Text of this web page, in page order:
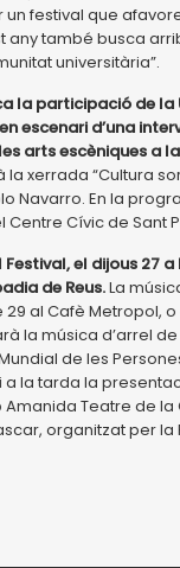
festival que
any també busca
universitària”.
la participació de la
escenari d’una
arts escèniques a
xerrada “Cultura
Navarro. En la
Cívic de Sant
Festival, el dijous 27
de Reus.La
29 al Cafè
la música d’arrel
de les
la tarda la
Teatre de
organitzat per